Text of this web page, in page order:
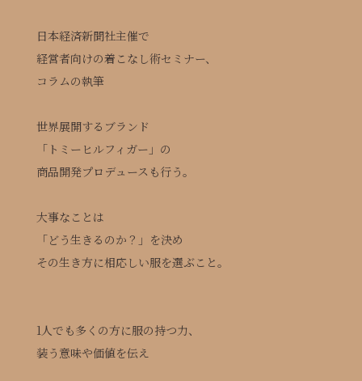
日本経済新聞社主催で
経営者向けの着こなし術セミナー、
コラムの執筆
世界展開するブランド
「トミーヒルフィガー」の
商品開発プロデュースも行う。
大事なことは
「どう生きるのか？」を決め
その生き方に相応しい服を選ぶこと。
1人でも多くの方に服の持つ力、
装う意味や価値を伝え